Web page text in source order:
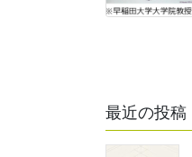
最近の投稿